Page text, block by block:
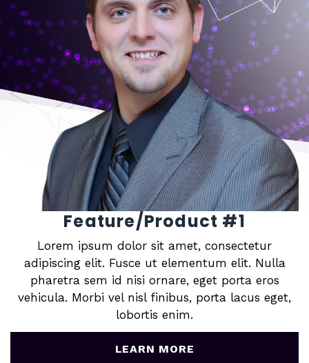
Feature/Product #1
Lorem ipsum dolor sit amet, consectetur
adipiscing elit. Fusce ut elementum elit. Nulla
pharetra sem id nisi ornare, eget porta eros
vehicula. Morbi vel nisl finibus, porta lacus eget,
lobortis enim.
LEARN MORE